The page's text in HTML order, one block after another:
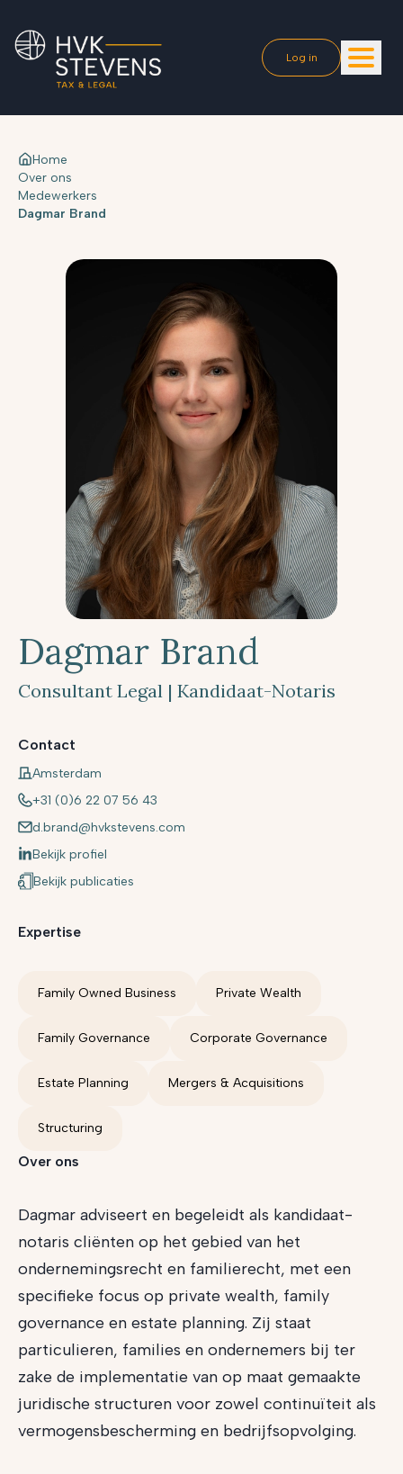
Log in
Home
Over ons
Medewerkers
Dagmar Brand
Dagmar Brand
Consultant Legal | Kandidaat-Notaris
Contact
Amsterdam
+31 (0)6 22 07 56 43
d.brand@hvkstevens.com
Bekijk profiel
Bekijk publicaties
Expertise
Family Owned Business Private Wealth
Family Governance Corporate Governance
Estate Planning Mergers & Acquisitions
Structuring
Over ons
Dagmar adviseert en begeleidt als kandidaat-
notaris cliënten op het gebied van het
ondernemingsrecht en familierecht, met een
specifieke focus op private wealth, family
governance en estate planning. Zij staat
particulieren, families en ondernemers bij ter
zake de implementatie van op maat gemaakte
juridische structuren voor zowel continuïteit als
vermogensbescherming en bedrijfsopvolging.